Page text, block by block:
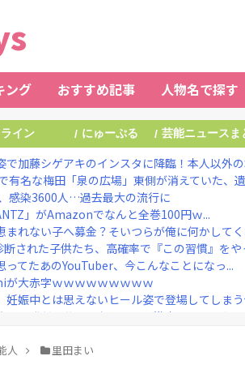
ング おすすめ記事 人物名で探す
イン / にゅーぷる / 芸能ニュースま
加藤シゲアキのインスタに降臨！本人以外の
有名な梅田「泉の広場」東側が消えていた、
感染3600人…過去最大の流行に
」がAmazonでなんと全巻100円ｗ...
まれない子へ募金？そいつらが俺に何かして
断された子供たち、高確率で『この習慣』をや
ってたあのYouTuber、今こんなことになっ...
が大赤字ｗｗｗｗｗｗｗｗｗ
妊娠中とは思えないヒール姿で登場してしま
ん、誰だか分からないくらい激変してしまう・
神対応』キタァアアアアーーーーーーー！！他
人 里田まい